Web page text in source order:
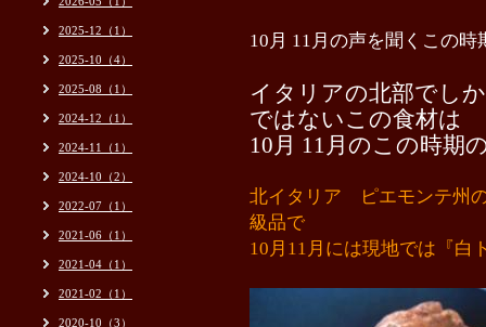
10月 11月の声を聞くこの時
イタリアの北部でし
ではないこの食材は
10月 11月のこの時期
北イタリア ピエモンテ州
級品で
10月11月には現地では『白
2025-12（1）
2025-10（4）
2025-08（1）
2024-12（1）
2024-11（1）
2024-10（2）
2022-07（1）
2021-06（1）
2021-04（1）
2021-02（1）
2020-10（3）